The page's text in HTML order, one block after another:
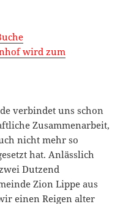
wird zum
verbindet uns schon
Zusammenarbeit,
nicht mehr so
hat. Anlässlich
Dutzend
Zion Lippe aus
einen Reigen alter